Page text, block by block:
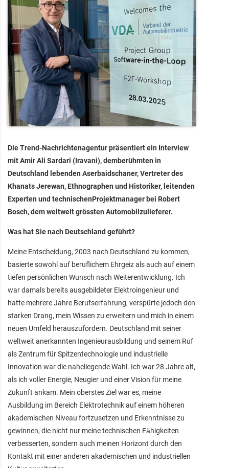
Die Trend-Nachrichtenagentur präsentiert ein Interview
mit Amir Ali Sardari (Iravani), demberühmten in
Deutschland lebenden Aserbaidschaner, Vertreter des
Khanats Jerewan, Ethnographen und Historiker, leitenden
Experten und technischenProjektmanager bei Robert
Bosch, dem weltweit grössten Automobilzulieferer.
Was hat Sie nach Deutschland geführt?
Meine Entscheidung, 2003 nach Deutschland zu kommen,
basierte sowohl auf beruflichem Ehrgeiz als auch auf einem
tiefen persönlichen Wunsch nach Weiterentwicklung. Ich
war damals bereits ausgebildeter Elektroingenieur und
hatte mehrere Jahre Berufserfahrung, verspürte jedoch den
starken Drang, mein Wissen zu erweitern und mich in einem
neuen Umfeld herauszufordern. Deutschland mit seiner
weltweit anerkannten Ingenieurausbildung und seinem Ruf
als Zentrum für Spitzentechnologie und industrielle
Innovation war die naheliegende Wahl. Ich war 28 Jahre alt,
als ich voller Energie, Neugier und einer Vision für meine
Zukunft ankam. Mein oberstes Ziel war es, meine
Ausbildung im Bereich Elektrotechnik auf einem höheren
akademischen Niveau fortzusetzen und Erkenntnisse zu
gewinnen, die nicht nur meine technischen Fähigkeiten
verbesserten, sondern auch meinen Horizont durch den
Kontakt mit einer anderen akademischen und industriellen